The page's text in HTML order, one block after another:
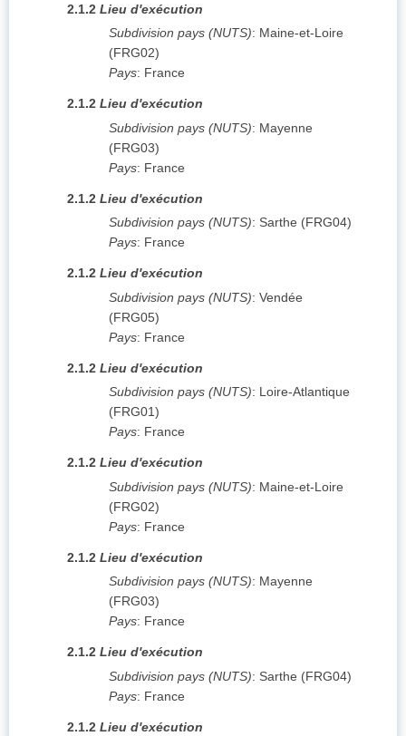
2.1.2 Lieu d'exécution
Subdivision pays (NUTS): Maine-et-Loire
(FRG02)
Pays: France
2.1.2 Lieu d'exécution
Subdivision pays (NUTS): Mayenne
(FRG03)
Pays: France
2.1.2 Lieu d'exécution
Subdivision pays (NUTS): Sarthe (FRG04)
Pays: France
2.1.2 Lieu d'exécution
Subdivision pays (NUTS): Vendée
(FRG05)
Pays: France
2.1.2 Lieu d'exécution
Subdivision pays (NUTS): Loire-Atlantique
(FRG01)
Pays: France
2.1.2 Lieu d'exécution
Subdivision pays (NUTS): Maine-et-Loire
(FRG02)
Pays: France
2.1.2 Lieu d'exécution
Subdivision pays (NUTS): Mayenne
(FRG03)
Pays: France
2.1.2 Lieu d'exécution
Subdivision pays (NUTS): Sarthe (FRG04)
Pays: France
2.1.2 Lieu d'exécution